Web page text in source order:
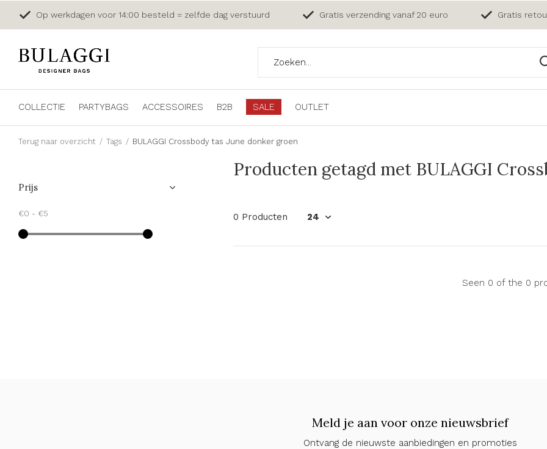
COLLECTIE PARTYBAGS ACCESSOIRES B2B SALE OUTLET
Op werkdagen voor 14:00 besteld = zelfde dag verstuurd Gratis verzending vanaf 20 euro Gratis
Terug naar overzicht Tags BULAGGI Crossbody tas June donker groen
Producten getagd met BULAGGI
0 Producten
Seen 0 of the 0
Prijs
€0 - €5
Meld je aan voor onze nieuwsbrief
Ontvang de nieuwste aanbiedingen en promoties